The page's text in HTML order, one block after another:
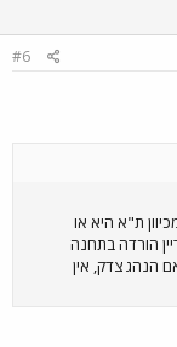
#6
לי שתחנת ההורדה הראשונה של קו 921 מכיוון ת"א היא או
הורדה בתחנה
הנהג צדק, אין